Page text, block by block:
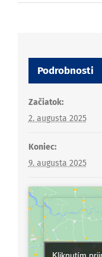
Podrobnosti
Začiatok:
2. augusta 2025
Koniec:
9. augusta 2025
Kliknutím
Kliknutím